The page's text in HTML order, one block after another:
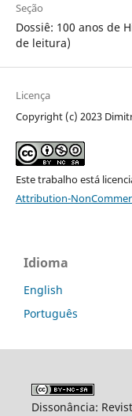
Seção
Dossiê: 100 anos de
de leitura)
Licença
Copyright (c) 2023
Este trabalho está
Attribution-
Idioma
English
Português
Dissonância: